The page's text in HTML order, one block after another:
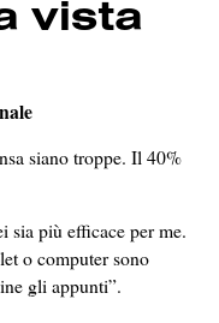
vista
siano troppe. Il 40%
sia più efficace per me.
o computer sono
gli appunti”.